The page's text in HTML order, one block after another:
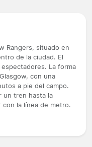
Rangers, situado en
de la ciudad. El
La forma
con una
a pie del campo.
un tren hasta la
la línea de metro.